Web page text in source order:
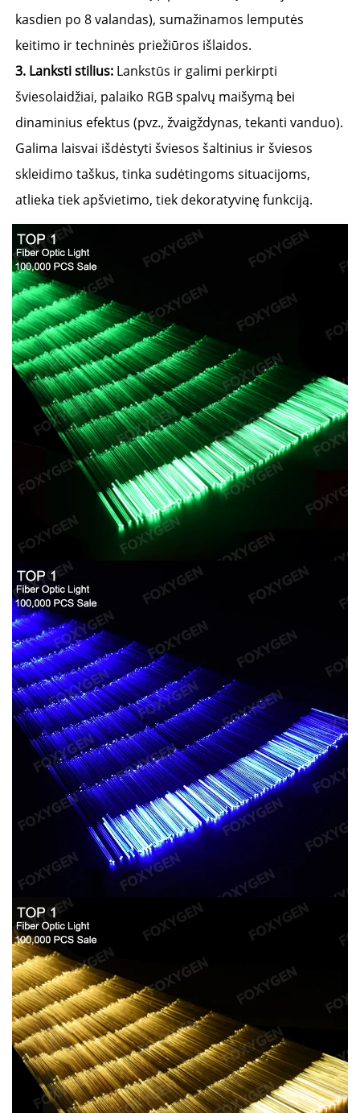
kasdien po 8 valandas), sumažinamos lemputės
keitimo ir techninės priežiūros išlaidos.
3. Lanksti stilius: Lankstūs ir galimi perkirpti
šviesolaidžiai, palaiko RGB spalvų maišymą bei
dinaminius efektus (pvz., žvaigždynas, tekanti vanduo).
Galima laisvai išdėstyti šviesos šaltinius ir šviesos
skleidimo taškus, tinka sudėtingoms situacijoms,
atlieka tiek apšvietimo, tiek dekoratyvinę funkciją.